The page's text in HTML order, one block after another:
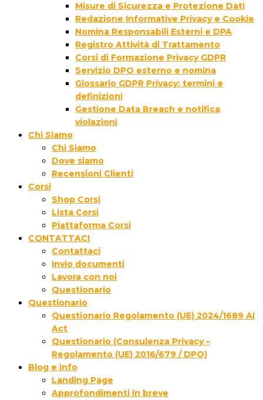
Misure di Sicurezza e Protezione Dati
Redazione Informative Privacy e Cookie
Nomina Responsabili Esterni e DPA
Registro Attività di Trattamento
Corsi di Formazione Privacy GDPR
Servizio DPO esterno e nomina
Glossario GDPR Privacy: termini e
definizioni
Gestione Data Breach e notifica
violazioni
Chi Siamo
Chi Siamo
Dove siamo
Recensioni Clienti
Corsi
Shop Corsi
Lista Corsi
Piattaforma Corsi
CONTATTACI
Contattaci
Invio documenti
Lavora con noi
Questionario
Questionario
Questionario Regolamento (UE) 2024/1689 AI
Act
Questionario (Consulenza Privacy –
Regolamento (UE) 2016/679 / DPO)
Blog e info
Landing Page
Approfondimenti in breve